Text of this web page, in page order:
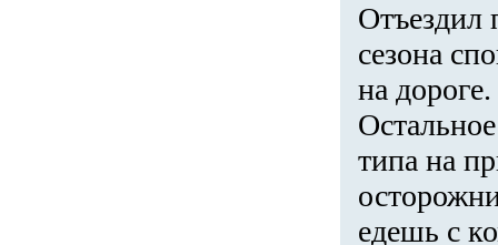
Отъездил
сезона
на
типа на
едешь с